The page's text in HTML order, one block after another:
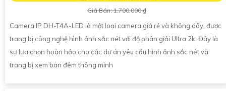
Giá Bán: 1,700,000 ₫
Camera IP DH-T4A-LED là một loại camera giá rẻ và không dây, được
trang bị công nghệ hình ảnh sắc nét với độ phân giải Ultra 2k. Đây là
sự lựa chọn hoàn hảo cho các dự án yêu cầu hình ảnh sắc nét và
trang bị xem ban đêm thông minh